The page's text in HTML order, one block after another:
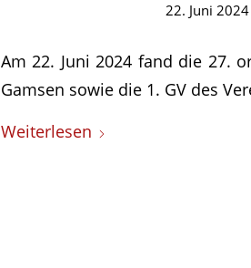
22. Juni 2024
Am 22. Juni 2024 fand die 27.
Gamsen sowie die 1. GV des
Weiterlesen